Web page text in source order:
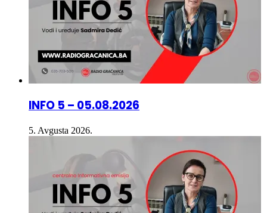
INFO 5 – 05.08.2026
5. Avgusta 2026.